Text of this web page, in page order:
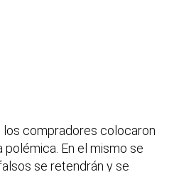
los compradores colocaron
En el mismo se
se retendrán y se